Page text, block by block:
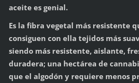
aceite es genial.
Es la fibra vegetal más resistente
consiguen con ella tejidos más
siendo más resistente, aislante,
duradera; una hectárea de
que el algodón y requiere menos